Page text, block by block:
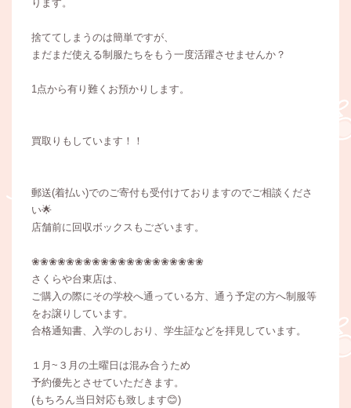
ります。
捨ててしまうのは簡単ですが、
まだまだ使える制服たちをもう一度活躍させませんか？
1点から有り難くお預かりします。
買取りもしています！！
郵送(着払い)でのご寄付も受付けておりますのでご相談くださ
い🌟
店舗前に回収ボックスもございます。
❀❀❀❀❀❀❀❀❀❀❀❀❀❀❀❀❀❀❀❀
さくらや台東店は、
ご購入の際にその学校へ通っている方、通う予定の方へ制服等
をお譲りしています。
合格通知書、入学のしおり、学生証などを拝見しています。
１月~３月の土曜日は混み合うため
予約優先とさせていただきます。
(もちろん当日対応も致します😊)